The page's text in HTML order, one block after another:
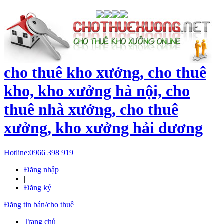
cho thuê kho xưởng, cho thuê
kho, kho xưởng hà nội, cho
thuê nhà xưởng, cho thuê
xưởng, kho xưởng hải dương
Hotline:0966 398 919
Đăng nhập
|
Đăng ký
Đăng tin bán/cho thuê
Trang chủ